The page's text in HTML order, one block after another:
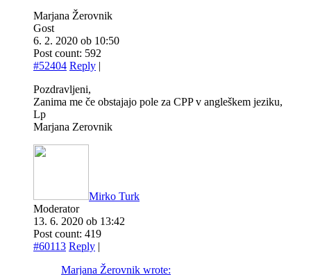
Marjana Žerovnik
Gost
6. 2. 2020 ob 10:50
Post count: 592
#52404 Reply |
Pozdravljeni,
Zanima me če obstajajo pole za CPP v angleškem jeziku,
Lp
Marjana Zerovnik
Mirko Turk
Moderator
13. 6. 2020 ob 13:42
Post count: 419
#60113 Reply |
Marjana Žerovnik wrote: